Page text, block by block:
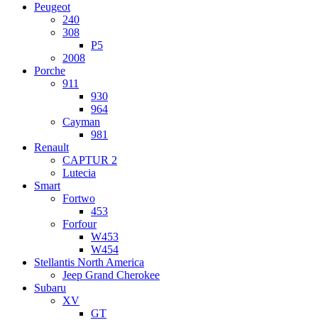
Peugeot
240
308
P5
2008
Porche
911
930
964
Cayman
981
Renault
CAPTUR 2
Lutecia
Smart
Fortwo
453
Forfour
W453
W454
Stellantis North America
Jeep Grand Cherokee
Subaru
XV
GT